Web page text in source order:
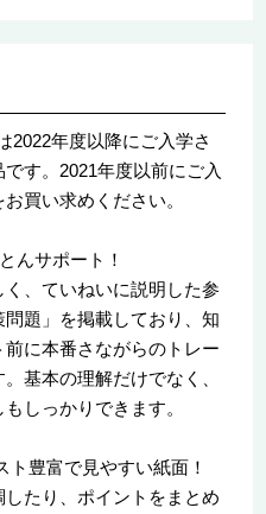
2022年度以降にご入学さ
す。2021年度以前にご入
買い求めください。
んサポート！
、ていねいに説明した参
題」を掲載しており、知
に本番さながらのトレー
基本の理解だけでなく、
しっかりできます。
豊富で見やすい紙面！
たり、ポイントをまとめ